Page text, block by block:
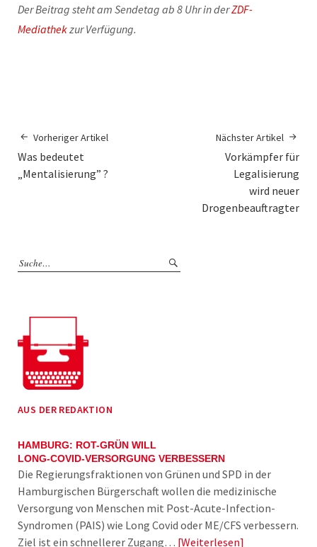
Der Beitrag steht am Sendetag ab 8 Uhr in derZDF-
Mediathekzur Verfügung.
Vorheriger Artikel
Was bedeutet
„Mentalisierung” ?
Nächster Artikel
Vorkämpfer für
Legalisierung
wird neuer
Drogenbeauftragter
AUS DER REDAKTION
HAMBURG: ROT-GRÜN WILL
LONG-COVID-VERSORGUNG VERBESSERN
Die Regierungsfraktionen von Grünen und SPD in der
Hamburgischen Bürgerschaft wollen die medizinische
Versorgung von Menschen mit Post-Acute-Infection-
Syndromen (PAIS) wie Long Covid oder ME/CFS verbessern.
Ziel ist ein schnellerer Zugang… Weiterlesen